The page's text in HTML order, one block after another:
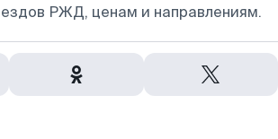
РЖД, ценам и направлениям.